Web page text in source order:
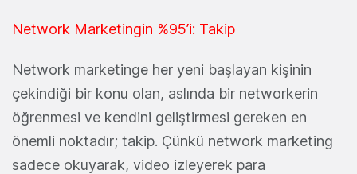
Network Marketingin %95’i: Takip
Network marketinge her yeni başlayan kişinin
çekindiği bir konu olan, aslında bir networkerin
öğrenmesi ve kendini geliştirmesi gereken en
önemli noktadır; takip. Çünkü network marketing
sadece okuyarak, video izleyerek para